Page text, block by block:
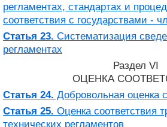
регламентах, стандартах и
соответствия с государствами -
Статья 23. Систематизация
регламентах
Раздел VI
ОЦЕНКА
Статья 24. Добровольная оценка
Статья 25. Оценка соответствия
технических регламентов